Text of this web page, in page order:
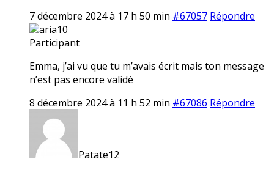
7 décembre 2024 à 17 h 50 min #67057 Répondre
aria10
Participant
Emma, j’ai vu que tu m’avais écrit mais ton message
n’est pas encore validé
8 décembre 2024 à 11 h 52 min #67086 Répondre
Patate12